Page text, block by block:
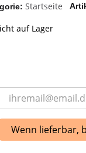
Startseite
auf Lager
Wenn lieferbar,